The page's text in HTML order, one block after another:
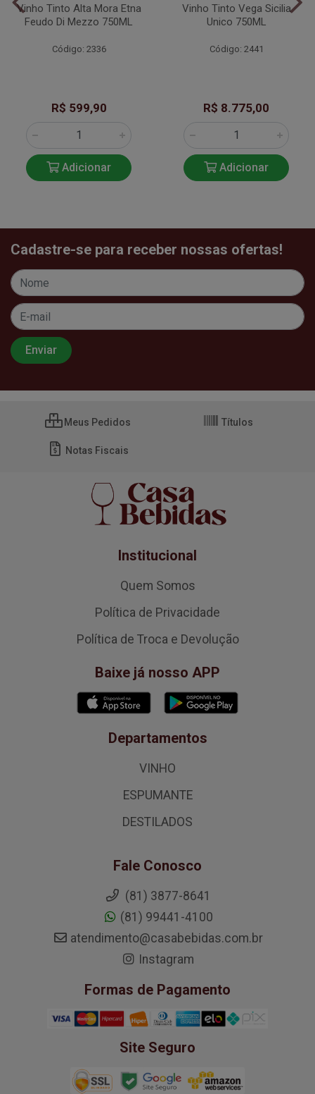
Vinho Tinto Alta Mora Etna
Feudo Di Mezzo 750ML
Código: 2336
R$ 599,90
Adicionar
Vinho Tinto Vega Sicilia
Unico 750ML
Código: 2441
R$ 8.775,00
Adicionar
Cadastre-se para receber nossas ofertas!
Meus Pedidos Títulos
Notas Fiscais
Institucional
Quem Somos
Política de Privacidade
Política de Troca e Devolução
Baixe já nosso APP
Departamentos
VINHO
ESPUMANTE
DESTILADOS
Fale Conosco
(81) 3877-8641
(81) 99441-4100
atendimento@casabebidas.com.br
Instagram
Formas de Pagamento
Site Seguro